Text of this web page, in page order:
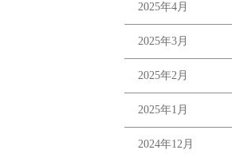
2025年4月
2025年3月
2025年2月
2025年1月
2024年12月